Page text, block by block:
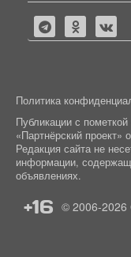
Политика
Публикации с
«Партнёрский
Редакция сайта не
информации,
объявлениях.
+16 © 2006-2026